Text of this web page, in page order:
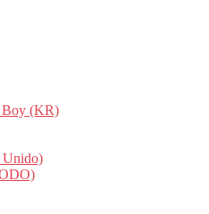
Boy (KR)
Unido)